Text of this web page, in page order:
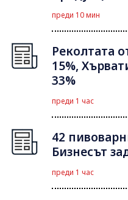
преди 10 мин
Реколтата
15%,
33%
преди 1 час
42
Бизнесът
преди 1 час